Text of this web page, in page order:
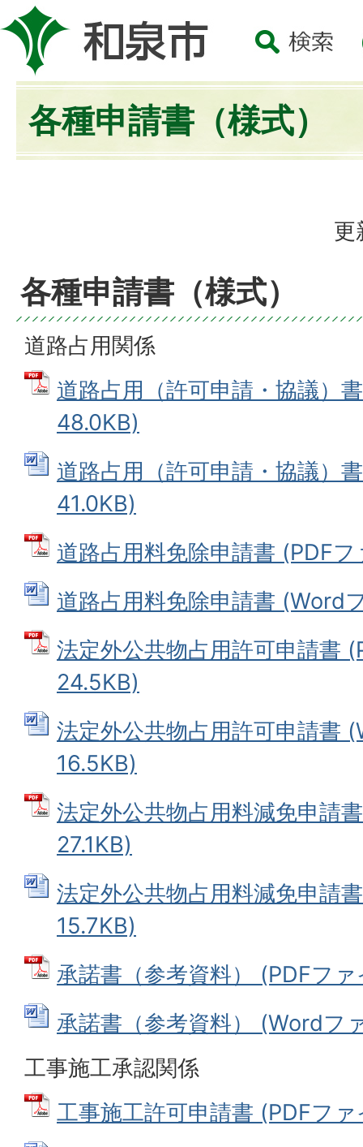
各種申請書（様式）
更
各種申請書（様式）
道路占用関係
道路占用（許可申請・協議）
48.0KB)
道路占用（許可申請・協議）
41.0KB)
道路占用料免除申請書 (PDF
道路占用料免除申請書 (Word
法定外公共物占用許可申請書
24.5KB)
法定外公共物占用許可申請書
16.5KB)
法定外公共物占用料減免申請
27.1KB)
法定外公共物占用料減免申請
15.7KB)
承諾書（参考資料） (PDFフ
承諾書（参考資料） (Wordフ
工事施工承認関係
工事施工許可申請書 (PDFフ